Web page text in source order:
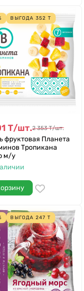
ВЫГОДА 352 Т
Т/шт.2 353 Т/шт.
фруктовая Планета
Тропикана
м/у
ВЫГОДА 247 Т